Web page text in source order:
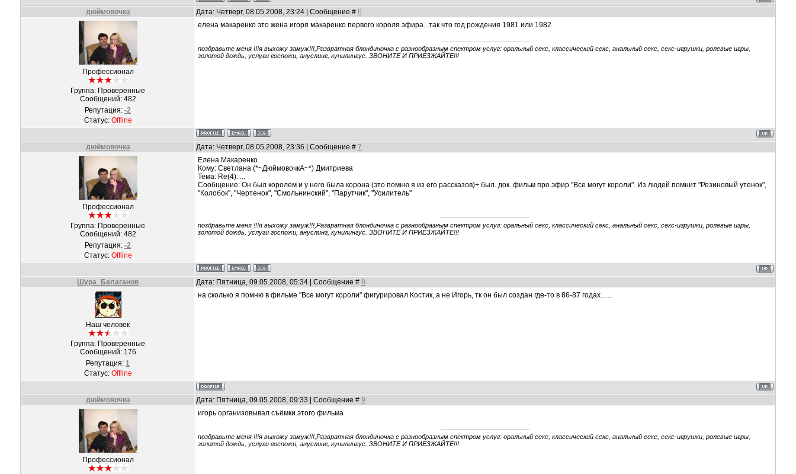
дюймовочка Дата: Четверг, 08.05.2008, 23:24 | Сообщение # 6
Профессионал
Группа: Проверенные
Сообщений: 482
Репутация: -2
Статус: Offline
елена макаренко это жена игоря макаренко первого короля эфира...так что год рождения 1981 или 1982
поздравьте меня !!!я выхожу замуж!!!,Развратная блондиночка с разнообразным спектром услуг: оральный секс, классический секс, анальный секс, секс-игрушки, ролевые игры,
золотой дождь, услуги госпожи, ануслинг, кунилингус. ЗВОНИТЕ И ПРИЕЗЖАЙТЕ!!!
дюймовочка Дата: Четверг, 08.05.2008, 23:36 | Сообщение # 7
Профессионал
Группа: Проверенные
Сообщений: 482
Репутация: -2
Статус: Offline
Елена Макаренко
Кому: Светлана (*~ДюймовочкА~*) Дмитриева
Тема: Re(4): ...
Сообщение: Он был королем и у него была корона (это помню я из его рассказов)+ был. док. фильм про эфир "Все могут короли". Из людей помнит "Резиновый утенок",
"Колобок", "Чертенок", "Смольнинский", "Парутчик", "Усилитель"
поздравьте меня !!!я выхожу замуж!!!,Развратная блондиночка с разнообразным спектром услуг: оральный секс, классический секс, анальный секс, секс-игрушки, ролевые игры,
золотой дождь, услуги госпожи, ануслинг, кунилингус. ЗВОНИТЕ И ПРИЕЗЖАЙТЕ!!!
Шура_Балаганов Дата: Пятница, 09.05.2008, 05:34 | Сообщение # 8
Наш человек
Группа: Проверенные
Сообщений: 176
Репутация: 1
Статус: Offline
на сколько я помню в фильме "Все могут короли" фигурировал Костик, а не Игорь, тк он был создан где-то в 86-87 годах.......
дюймовочка Дата: Пятница, 09.05.2008, 09:33 | Сообщение # 9
Профессионал
игорь организовывал съёмки этого фильма
поздравьте меня !!!я выхожу замуж!!!,Развратная блондиночка с разнообразным спектром услуг: оральный секс, классический секс, анальный секс, секс-игрушки, ролевые игры,
золотой дождь, услуги госпожи, ануслинг, кунилингус. ЗВОНИТЕ И ПРИЕЗЖАЙТЕ!!!